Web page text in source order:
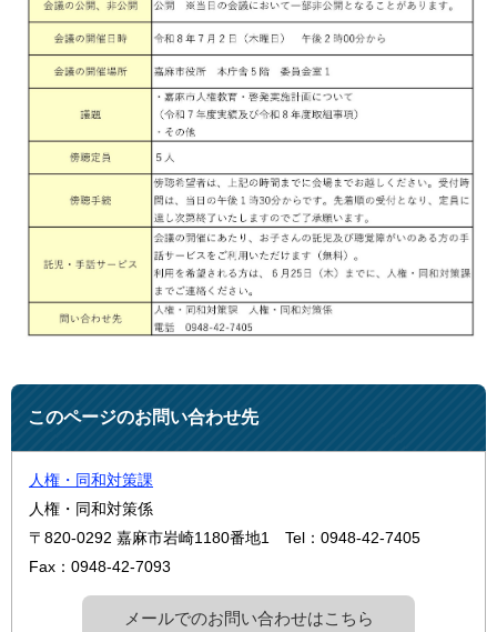
このページのお問い合わせ先
人権・同和対策課
人権・同和対策係
〒820-0292 嘉麻市岩崎1180番地1
Tel：0948-42-7405
Fax：0948-42-7093
メールでのお問い合わせはこちら